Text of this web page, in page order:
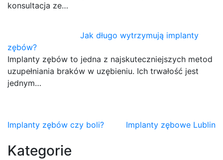
konsultacja ze…
Jak długo wytrzymują implanty
zębów?
Implanty zębów to jedna z najskuteczniejszych metod
uzupełniania braków w uzębieniu. Ich trwałość jest
jednym…
Nawigacja
wpisu
Implanty zębów czy boli? Implanty zębowe Lublin
Kategorie